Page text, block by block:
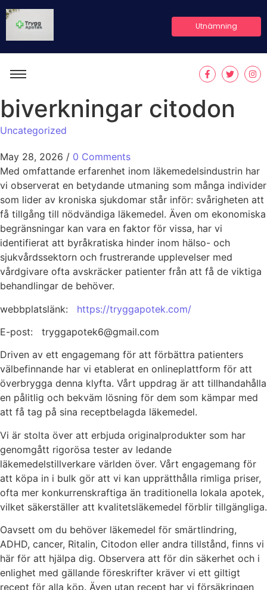
Utnämning
biverkningar citodon
Uncategorized
May 28, 2026 / 0 Comments
Med omfattande erfarenhet inom läkemedelsindustrin har
vi observerat en betydande utmaning som många individer
som lider av kroniska sjukdomar står inför: svårigheten att
få tillgång till nödvändiga läkemedel. Även om ekonomiska
begränsningar kan vara en faktor för vissa, har vi
identifierat att byråkratiska hinder inom hälso- och
sjukvårdssektorn och frustrerande upplevelser med
vårdgivare ofta avskräcker patienter från att få de viktiga
behandlingar de behöver.
webbplatslänk: https://tryggapotek.com/
E-post: tryggapotek6@gmail.com
Driven av ett engagemang för att förbättra patienters
välbefinnande har vi etablerat en onlineplattform för att
överbrygga denna klyfta. Vårt uppdrag är att tillhandahålla
en pålitlig och bekväm lösning för dem som kämpar med
att få tag på sina receptbelagda läkemedel.
Vi är stolta över att erbjuda originalprodukter som har
genomgått rigorösa tester av ledande
läkemedelstillverkare världen över. Vårt engagemang för
att köpa in i bulk gör att vi kan upprätthålla rimliga priser,
ofta mer konkurrenskraftiga än traditionella lokala apotek,
vilket säkerställer att kvalitetsläkemedel förblir tillgängliga.
Oavsett om du behöver läkemedel för smärtlindring,
ADHD, cancer, Ritalin, Citodon eller andra tillstånd, finns vi
här för att hjälpa dig. Observera att för din säkerhet och i
enlighet med gällande föreskrifter kräver vi ett giltigt
recept för alla köp. Även utan recept har vi försäkringen